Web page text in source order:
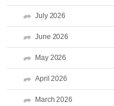
July 2026
June 2026
May 2026
April 2026
March 2026